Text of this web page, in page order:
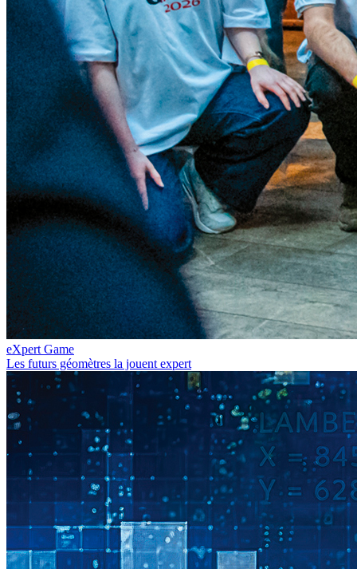
eXpert Game
Les futurs géomètres la jouent expert